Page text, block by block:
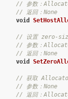
// 参数：
// 返回：None
void
// 设置 zero-
// 参数：
// 返回：None
void
// 获取
// 参数：None
// 返回：